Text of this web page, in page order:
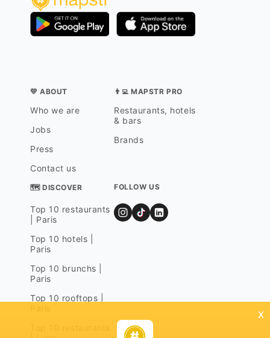
💛 ABOUT
Who we are
Jobs
Press
Contact us
👨‍💻 MAPSTR PRO
Restaurants, hotels
& bars
Brands
🗺 DISCOVER
Top 10 restaurants
| Paris
Top 10 hotels |
Paris
Top 10 brunchs |
Paris
Top 10 rooftops |
FOLLOW US
x